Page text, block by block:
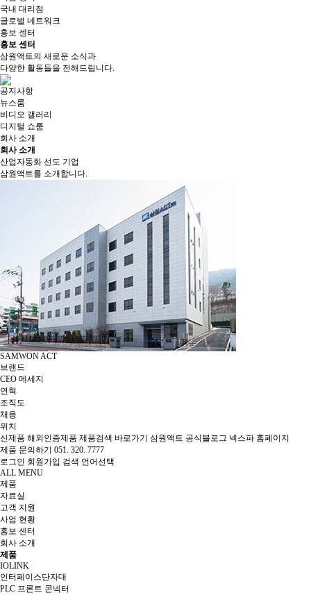
국내 대리점
글로벌 네트워크
홍보 센터
홍보 센터
삼원액트의 새로운 소식과
다양한 활동들을 전해드립니다.
공지사항
뉴스룸
비디오 갤러리
디지털 쇼룸
회사 소개
회사 소개
산업자동화 선도 기업
삼원액트를 소개합니다.
SAMWON ACT
브랜드
CEO 메세지
연혁
조직도
채용
위치
신제품 해외인증제품 제품검색 바로가기 삼원액트 공식블로그 넥스파 홈페이지
제품 문의하기 051. 320. 7777
로그인 회원가입 검색 언어선택
ALL MENU
제품
자료실
고객 지원
사업 현황
홍보 센터
회사 소개
제품
IOLINK
인터페이스단자대
PLC 프론트 콘넥터